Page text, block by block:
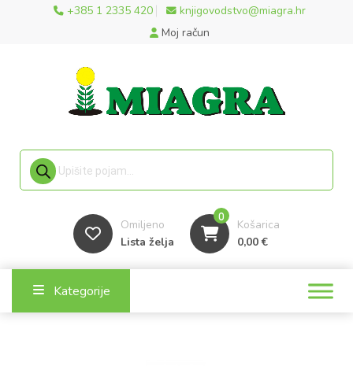
+385 1 2335 420
knjigovodstvo@miagra.hr
Moj račun
Products search
Omiljeno
Lista želja
0
Košarica
0,00€
Kategorije